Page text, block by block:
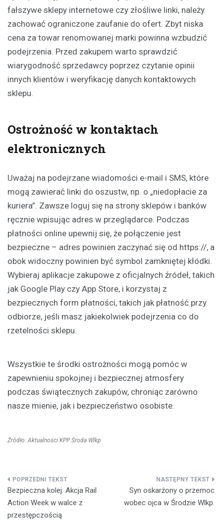
fałszywe sklepy internetowe czy złośliwe linki, należy
zachować ograniczone zaufanie do ofert. Zbyt niska
cena za towar renomowanej marki powinna wzbudzić
podejrzenia. Przed zakupem warto sprawdzić
wiarygodność sprzedawcy poprzez czytanie opinii
innych klientów i weryfikację danych kontaktowych
sklepu.
Ostrożność w kontaktach
elektronicznych
Uważaj na podejrzane wiadomości e-mail i SMS, które
mogą zawierać linki do oszustw, np. o „niedopłacie za
kuriera”. Zawsze loguj się na strony sklepów i banków
ręcznie wpisując adres w przeglądarce. Podczas
płatności online upewnij się, że połączenie jest
bezpieczne – adres powinien zaczynać się od https://, a
obok widoczny powinien być symbol zamkniętej kłódki.
Wybieraj aplikacje zakupowe z oficjalnych źródeł, takich
jak Google Play czy App Store, i korzystaj z
bezpiecznych form płatności, takich jak płatność przy
odbiorze, jeśli masz jakiekolwiek podejrzenia co do
rzetelności sklepu.
Wszystkie te środki ostrożności mogą pomóc w
zapewnieniu spokojnej i bezpiecznej atmosfery
podczas świątecznych zakupów, chroniąc zarówno
nasze mienie, jak i bezpieczeństwo osobiste.
Źródło: Aktualności KPP Środa Wlkp
Nawigacja
wpisu
Bezpieczna kolej: Akcja Rail
Action Week w walce z
przestępczością
Syn oskarżony o przemoc
wobec ojca w Środzie Wlkp.